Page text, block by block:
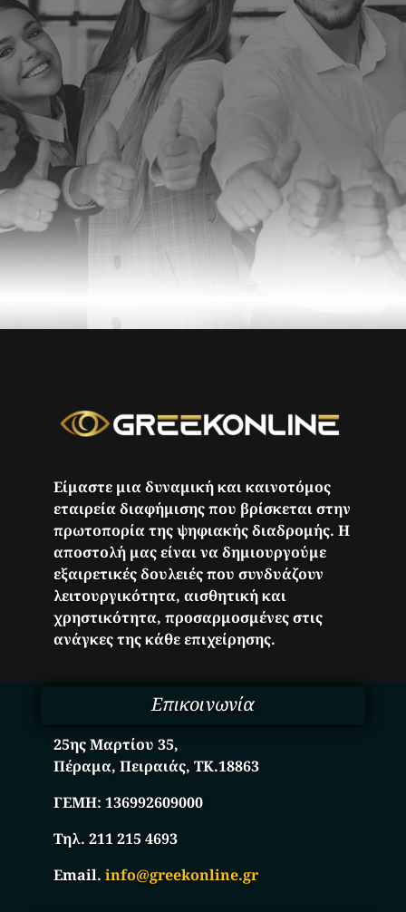
Είμαστε μια δυναμική και καινοτόμος
εταιρεία διαφήμισης που βρίσκεται στην
πρωτοπορία της ψηφιακής διαδρομής. Η
αποστολή μας είναι να δημιουργούμε
εξαιρετικές δουλειές που συνδυάζουν
λειτουργικότητα, αισθητική και
χρηστικότητα, προσαρμοσμένες στις
ανάγκες της κάθε επιχείρησης.
Επικοινωνία
25ης Μαρτίου 35,
Πέραμα, Πειραιάς, ΤΚ.18863
ΓΕΜΗ:136992609000
Τηλ. 211 215 4693
Email.info@greekonline.gr